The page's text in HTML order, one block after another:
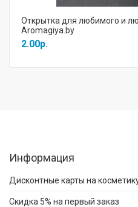
Открытка для любимого и
Aromagiya.by
2.00р.
Информация
Дисконтные карты на
Скидка 5% на первый заказ